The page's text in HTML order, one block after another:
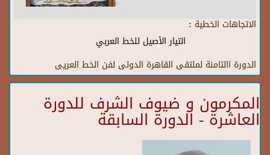
الاتجاهات الخطية :
التيار الأصيل للخط العربي
الدورة االثامنة لملتقى القاهرة الدولى لفن الخط العريى
المكرمون و ضيوف الشرف للدورة
العاشرة - الدورة السابقة